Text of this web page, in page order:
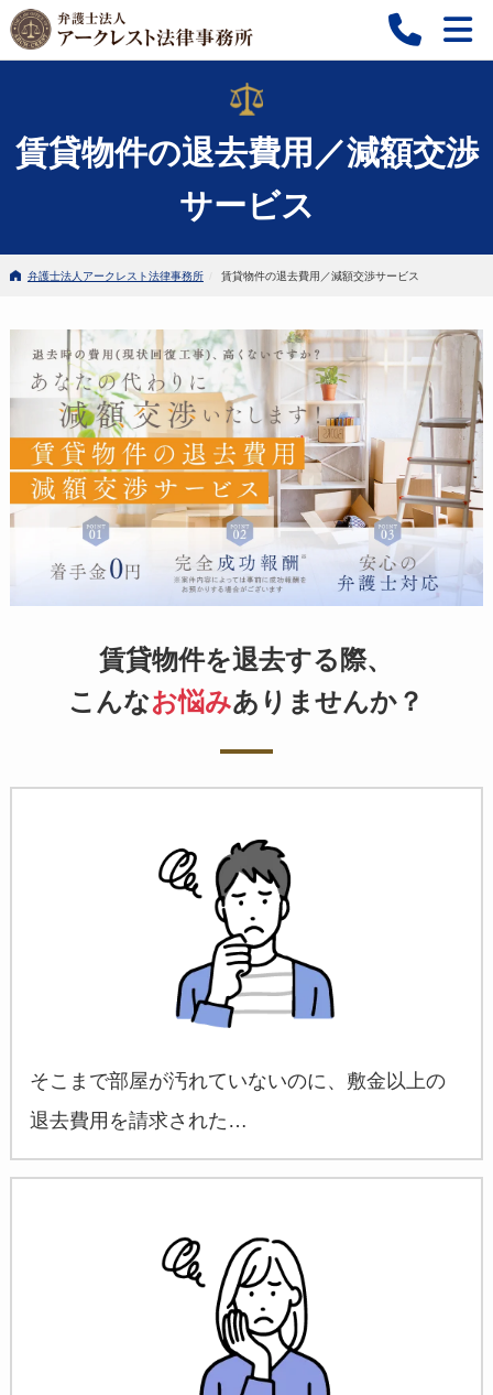
賃貸物件の退去費用／減額交渉
サービス
弁護士法人アークレスト法律事務所 賃貸物件の退去費用／減額交渉サービス
賃貸物件を退去する際、
こんなお悩みありませんか？
そこまで部屋が汚れていないのに、敷金以上の
退去費用を請求された…